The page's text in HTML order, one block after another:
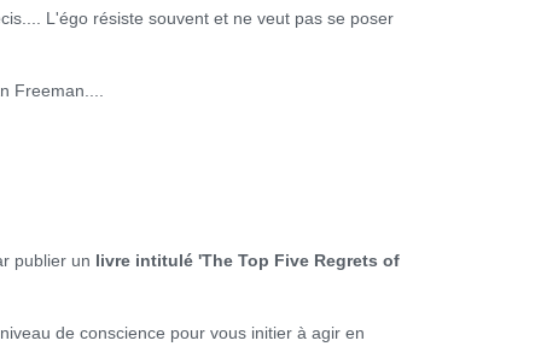
L'égo résiste souvent et ne veut pas se poser
Freeman....
publier un livre intitulé 'The Top Five Regrets of
de conscience pour vous initier à agir en